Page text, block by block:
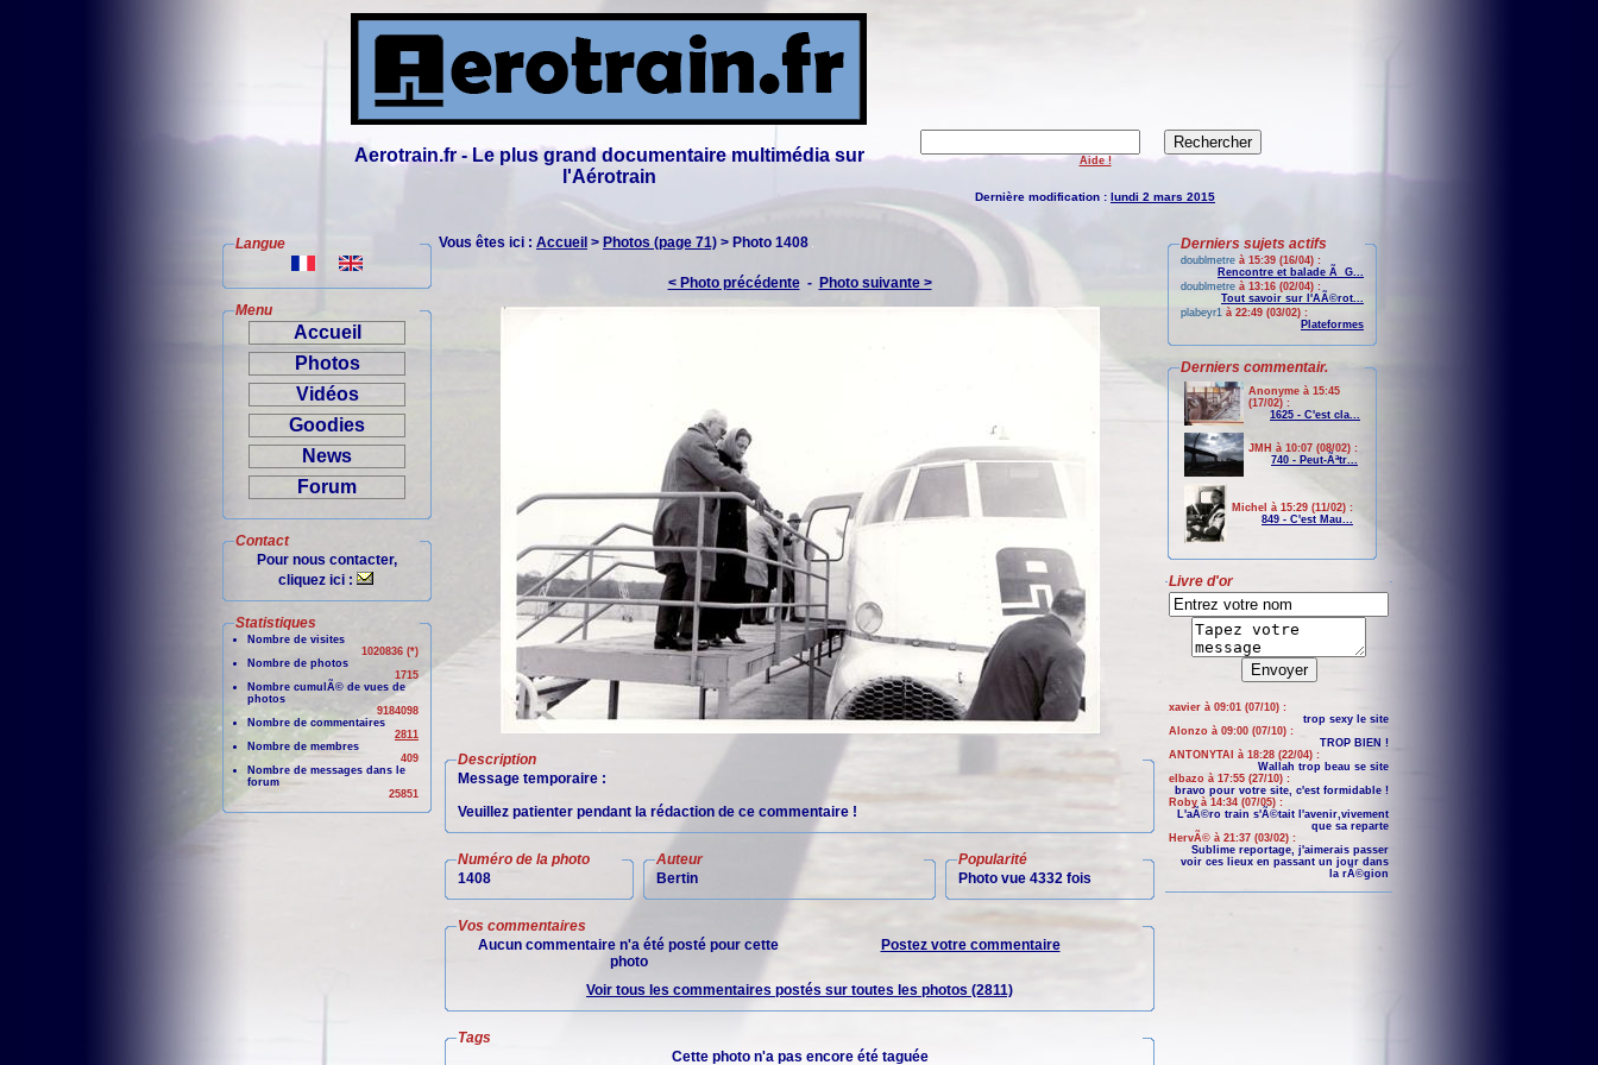
Aerotrain.fr - Le plus grand documentaire multimédia sur
l'Aérotrain
Aide !
Dernière modification : lundi 2 mars 2015
Langue
Menu
Accueil
Photos
Vidéos
Goodies
News
Forum
Contact
Pour nous contacter,
cliquez ici :
Statistiques
Nombre de visites
1020836 (*)
Nombre de photos
1715
Nombre cumulÃ© de vues de
photos
9184098
Nombre de commentaires
2811
Nombre de membres
409
Nombre de messages dans le
forum
25851
Vous êtes ici : Accueil > Photos (page 71) > Photo 1408
< Photo précédente- Photo suivante >
Description
Message temporaire :
Veuillez patienter pendant la rédaction de ce commentaire !
Numéro de la photo
1408
Auteur
Bertin
Popularité
Photo vue 4332 fois
Vos commentaires
Aucun commentaire n'a été posté pour cette
photo
Postez votre commentaire
Voir tous les commentaires postés sur toutes les photos (2811)
Tags
Cette photo n'a pas encore été taguée
Derniers sujets actifs
doublmetre à 15:39 (16/04) :
Rencontre et balade Ã G...
doublmetre à 13:16 (02/04) :
Tout savoir sur l'AÃ©rot...
plabeyr1 à 22:49 (03/02) :
Plateformes
Derniers commentair.
Anonyme à 15:45
(17/02) :
1625 - C'est cla...
JMH à 10:07 (08/02) :
740 - Peut-Ãªtr...
Michel à 15:29 (11/02) :
849 - C'est Mau...
Livre d'or
xavier à 09:01 (07/10) :
trop sexy le site
Alonzo à 09:00 (07/10) :
TROP BIEN !
ANTONYTAI à 18:28 (22/04) :
Wallah trop beau se site
elbazo à 17:55 (27/10) :
bravo pour votre site, c'est formidable !
Roby à 14:34 (07/05) :
L'aÃ©ro train s'Ã©tait l'avenir,vivement
que sa reparte
HervÃ© à 21:37 (03/02) :
Sublime reportage, j'aimerais passer
voir ces lieux en passant un jour dans
la rÃ©gion